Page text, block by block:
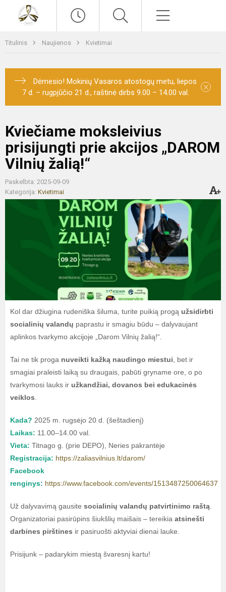
Titulinis Naujienos Kvietimai
Dėmesio! Mokinių Vasaros atostogų metu, liepos
7 d. – rugpjūčio 21 d., raštinė dirbs 9.00 – 14.00 val.
×
Kviečiame moksleivius
prisijungti prie akcijos „DAROM
Vilnių žalią!“
Paskelbta: 2025-09-09
Kategorija: Kvietimai
Kol dar džiugina rudeniška šiluma, turite puikią progą užsidirbti
socialinių valandų paprastu ir smagiu būdu – dalyvaujant
aplinkos tvarkymo akcijoje „Darom Vilnių žalią!“.
Tai ne tik proga nuveikti kažką naudingo miestui , bet ir
smagiai praleisti laiką su draugais, pabūti gryname ore, o po
tvarkymosi lauks ir užkandžiai, dovanos bei edukacinės
veiklos
Kada? 2025 m. rugsėjo 20 d. (šeštadienį)
Laikas: 11.00–14.00 val.
Vieta: Titnago g. (prie DEPO), Neries pakrantėje
Registracija: https://zaliasvilnius.lt/darom/
Facebook
renginys: https://www.facebook.com/events/1513487250064637
Už dalyvavimą gausite socialinių valandų patvirtinimo raštą
Organizatoriai pasirūpins šiukšlių maišais – tereikia atsinešti
darbines pirštines ir pasiruošti aktyviai dienai lauke.
Prisijunk – padarykim miestą švaresnį kartu!